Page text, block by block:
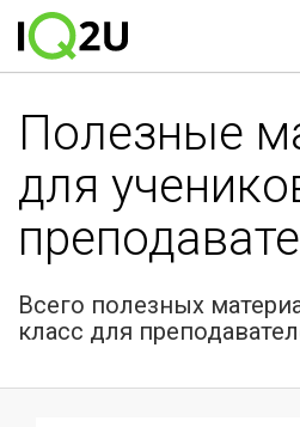
Полезные
для
Всего полезных
класс для